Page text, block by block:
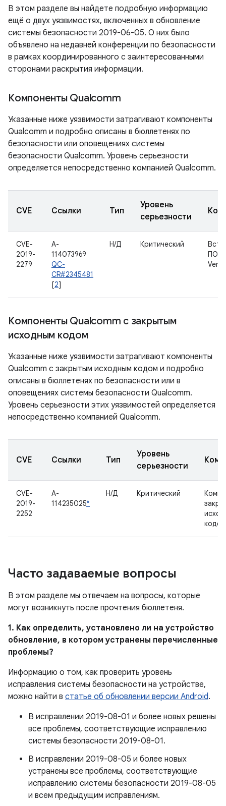
В этом разделе вы найдете подробную информацию
ещё о двух уязвимостях, включенных в обновление
системы безопасности 2019-06-05. О них было
объявлено на недавней конференции по безопасности
в рамках координированного с заинтересованными
сторонами раскрытия информации.
Компоненты Qualcomm
Указанные ниже уязвимости затрагивают компоненты
Qualcomm и подробно описаны в бюллетенях по
безопасности или оповещениях системы
безопасности Qualcomm. Уровень серьезности
определяется непосредственно компанией Qualcomm.
CVE Ссылки Тип
Уровень
серьезности
CVE-
2019-
2279
A-
114073969
QC-
CR#2345481
[2]
Н/Д Критический
ПО
Компоненты Qualcomm с закрытым
исходным кодом
Указанные ниже уязвимости затрагивают компоненты
Qualcomm с закрытым исходным кодом и подробно
описаны в бюллетенях по безопасности или в
оповещениях системы безопасности Qualcomm.
Уровень серьезности этих уязвимостей определяется
непосредственно компанией Qualcomm.
CVE Ссылки Тип
Уровень
серьезности
CVE-
2019-
2252
A-
114235025*
Н/Д Критический
кодом
Часто задаваемые вопросы
В этом разделе мы отвечаем на вопросы, которые
могут возникнуть после прочтения бюллетеня.
1. Как определить, установлено ли на устройство
обновление, в котором устранены перечисленные
проблемы?
Информацию о том, как проверить уровень
исправления системы безопасности на устройстве,
можно найти в статье об обновлении версии Android.
В исправлении 2019-08-01 и более новых решены
все проблемы, соответствующие исправлению
системы безопасности 2019-08-01.
В исправлении 2019-08-05 и более новых
устранены все проблемы, соответствующие
исправлению системы безопасности 2019-08-05
и всем предыдущим исправлениям.